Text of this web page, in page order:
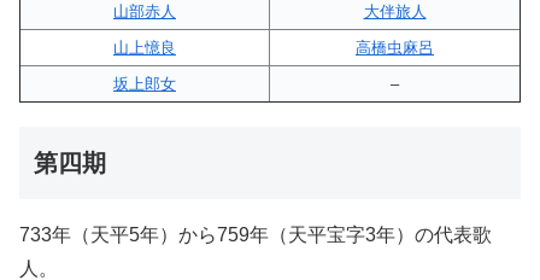
山部赤人
大伴旅人
山上憶良
高橋虫麻呂
坂上郎女
–
第四期
733年（天平5年）から759年（天平宝字3年）の代表歌
人。